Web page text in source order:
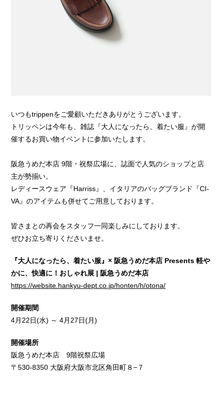
いつもtrippenをご愛顧いただきありがとうございます。
トリッペンは今年も、雑誌『大人になったら、着たい服』が開
催するお買い物イベントに参加いたします。
阪急うめだ本店 9階・祝祭広場に、誌面で人気のショップと店
主が勢揃い。
レディースウェア『Harriss』、イタリアのバッグブランド『CI-
VA』のアイテムも併せてご用意しております。
皆さまとの再会をスタッフ一同楽しみにしております。
ぜひお立ち寄りくださいませ。
『大人になったら、着たい服』× 阪急うめだ本店 Presents 軽や
かに、快適に！おしゃれ展 | 阪急うめだ本店
https://website.hankyu-dept.co.jp/honten/h/otona/
開催期間
4月22日(水) ～ 4月27日(月)
開催場所
阪急うめだ本店 9階祝祭広場
〒530-8350 大阪府大阪市北区角田町８−７